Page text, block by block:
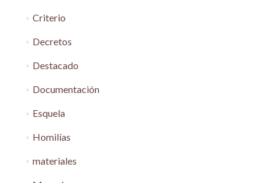
Criterio
Decretos
Destacado
Documentación
Esquela
Homilías
materiales